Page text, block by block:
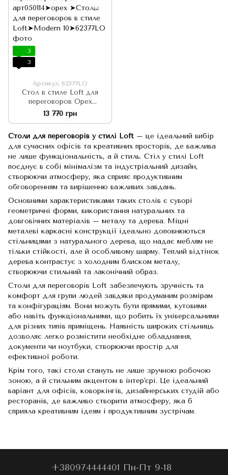
3
3
Артикул: 62377LO
Стол в стиле Loft для
переговоров Орех
арт050114
13 770 грн
Столи для переговорів у стилі Loft – це ідеальний вибір
для сучасних офісів та креативних просторів, де важлива
не лише функціональність, а й стиль. Стіл у стилі Loft
поєднує в собі мінімалізм та індустріальний дизайн,
створюючи атмосферу, яка сприяє продуктивним
обговоренням та вирішенню важливих завдань.
Основними характеристиками таких столів є суворі
геометричні форми, використання натуральних та
довговічних матеріалів – металу та дерева. Міцні
металеві каркасні конструкції ідеально доповнюються
стільницями з натурального дерева, що надає меблям не
тільки стійкості, але й особливому шарму. Теплий відтінок
дерева контрастує з холодним блиском металу,
створюючи стильний та лаконічний образ.
Столи для переговорів Loft забезпечують зручність та
комфорт для групи людей завдяки продуманим розмірам
та конфігураціям. Вони можуть бути прямими, кутовими
або навіть функціональними, що робить їх універсальними
для різних типів приміщень. Наявність широких стільниць
дозволяє легко розмістити необхідне обладнання,
документи чи ноутбуки, створюючи простір для
ефективної роботи.
Крім того, такі столи стануть не лише зручною робочою
зоною, а й стильним акцентом в інтер'єрі. Це ідеальний
варіант для офісів, коворкінгів, дизайнерських студій або
ресторанів, де важливо створити атмосферу, яка б
сприяла креативним ідеям і продуктивним зустрічам.
+380974444401 Пн-Пт 9-18